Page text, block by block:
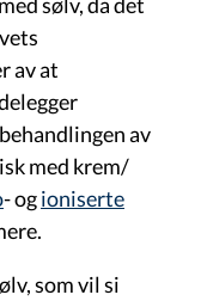
av at
av
med krem/
- ogioniserte
som vil si